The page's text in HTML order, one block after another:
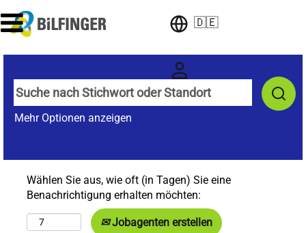
🇩🇪
Mehr Optionen anzeigen
Wählen Sie aus, wie oft (in Tagen) Sie eine
Benachrichtigung erhalten möchten:
Jobagenten erstellen